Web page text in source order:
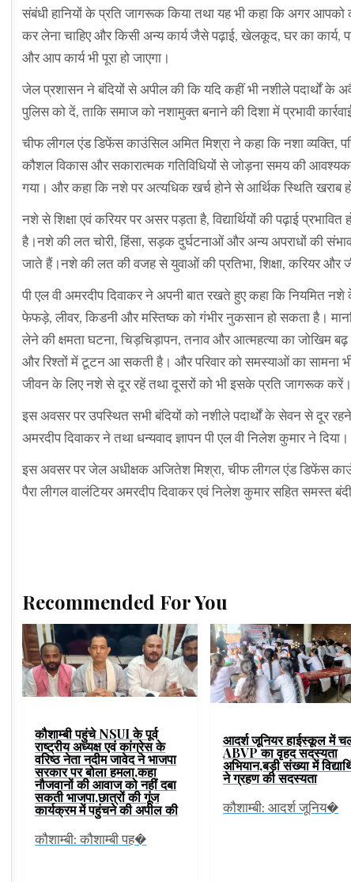
संबंधी हानियों के प्रति जागरूक किया तथा यह भी कहा कि अगर
कर लेना चाहिए और किसी अन्य कार्य जैसे पढ़ाई, खेलकूद, घर का कार्य,
और आप कार्य भी पूरा हो जाएगा।
जेल प्रशासन ने बंदियों से अपील की कि यदि कहीं भी नशीले पदार्थों के
पुलिस को दें, ताकि समाज को नशामुक्त बनाने की दिशा में प्रभावी
चीफ लीगल एंड डिफेंस काउंसिल अमित मिश्रा ने कहा कि नशा
कौशल विकास और सकारात्मक गतिविधियों से जोड़ना समय की
गया। और कहा कि नशे पर अत्यधिक खर्च होने से आर्थिक स्थिति खराब
नशे से शिक्षा एवं करियर पर असर पड़ता है, विद्यार्थियों की पढ़ाई
है।नशे की लत चोरी, हिंसा, सड़क दुर्घटनाओं और अन्य अपराधों की
जाते हैं।नशे की लत की वजह से युवाओं की प्रतिभा, शिक्षा, करियर और
पी एल वी अमरदीप दिवाकर ने अपनी बात रखते हुए कहा कि नियमित
फेफड़े, लीवर, किडनी और मस्तिष्क को गंभीर नुकसान हो सकता है।
लेने की क्षमता घटना, चिड़चिड़ापन, तनाव और आत्महत्या का जोखिम बढ़
और रिश्तों में टूटन आ सकती है। और परिवार को समस्याओं का सामना
जीवन के लिए नशे से दूर रहें तथा दूसरों को भी इसके प्रति जागरूक करें।
इस अवसर पर उपस्थित सभी बंदियों को नशीले पदार्थों के सेवन से दूर
अमरदीप दिवाकर ने तथा धन्यवाद ज्ञापन पी एल वी निलेश कुमार ने दिया।
इस अवसर पर जेल अधीक्षक अजितेश मिश्रा, चीफ लीगल एंड डिफेंस
पैरा लीगल वालंटियर अमरदीप दिवाकर एवं निलेश कुमार सहित समस्त
Recommended For You
कौशाम्बी पहुंचे NSUI के पूर्व
राष्ट्रीय अध्यक्ष एवं कांग्रेस के
वरिष्ठ नेता नदीम जावेद ने भाजपा
सरकार पर बोला हमला,कहा
नौजवानों की आवाज को नहीं दबा
सकती भाजपा,छात्रों की गूंज
कार्यक्रम में पहुंचने की अपील की
कौशाम्बी: कौशाम्बी पह�
आदर्श जूनियर हाईस्कूल में
ABVP का वृहद सदस्यता
अभियान,बड़ी संख्या में
ने ग्रहण की सदस्यता
कौशाम्बी: आदर्श जूनिय�